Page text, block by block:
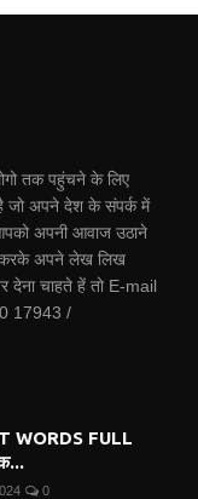
तक पहुंचने के लिए
है जो अपने देश के संपर्क में
अपनी आवाज उठाने
करके अपने लेख लिख
देना चाहते हें तो E-mail
17943 /
WORDS FULL
0